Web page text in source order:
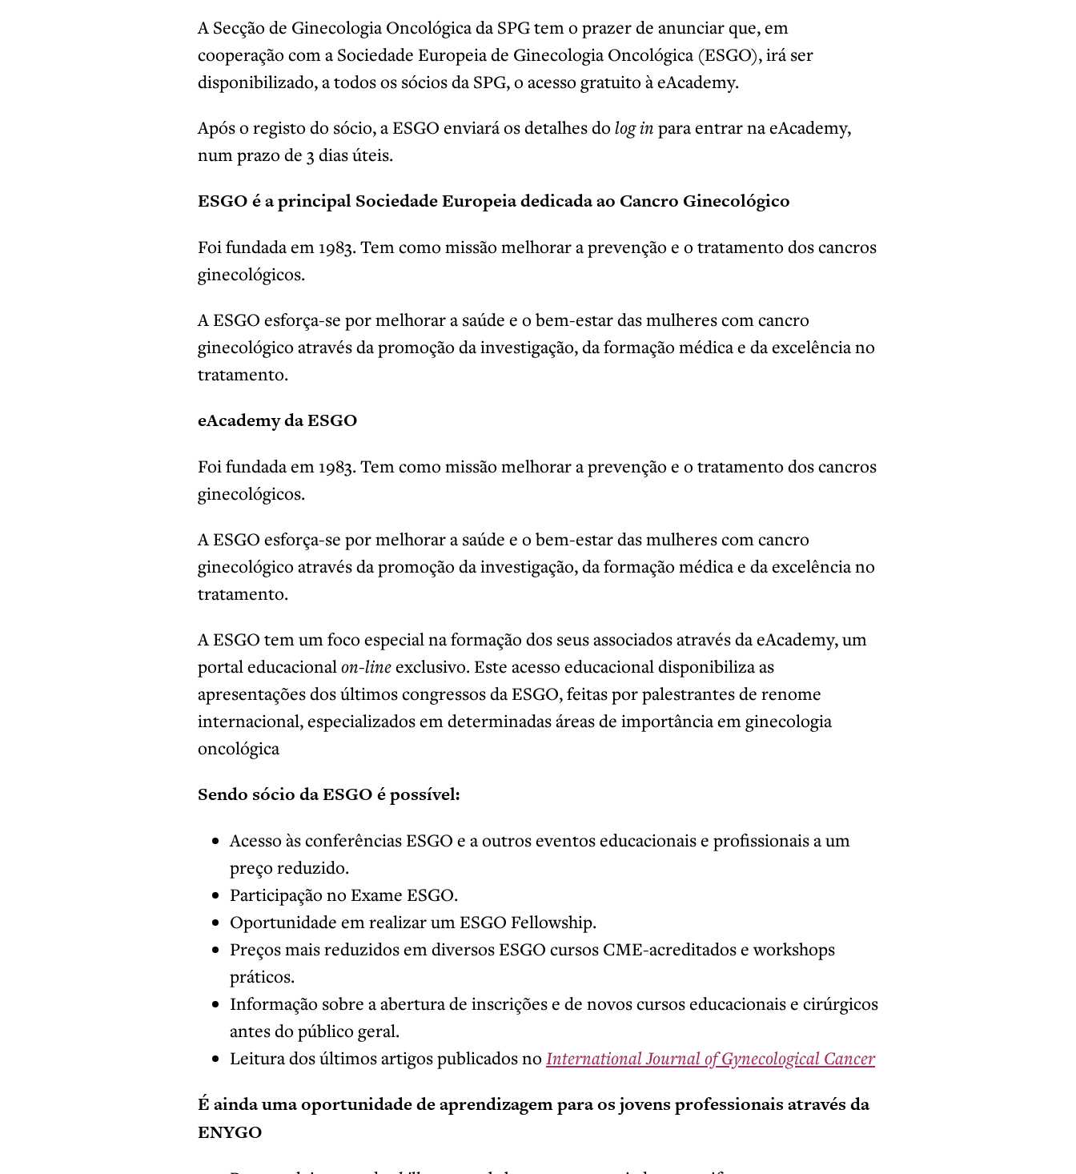
A Secção de Ginecologia Oncológica da SPG tem o prazer de anunciar que, em
cooperação com a Sociedade Europeia de Ginecologia Oncológica (ESGO), irá ser
disponibilizado, a todos os sócios da SPG, o acesso gratuito à eAcademy.
Após o registo do sócio, a ESGO enviará os detalhes dolog in para entrar na eAcademy,
num prazo de 3 dias úteis.
ESGO é a principal Sociedade Europeia dedicada ao Cancro Ginecológico
Foi fundada em 1983. Tem como missão melhorar a prevenção e o tratamento dos cancros
ginecológicos.
A ESGO esforça-se por melhorar a saúde e o bem-estar das mulheres com cancro
ginecológico através da promoção da investigação, da formação médica e da excelência no
tratamento.
eAcademy da ESGO
Foi fundada em 1983. Tem como missão melhorar a prevenção e o tratamento dos cancros
ginecológicos.
A ESGO esforça-se por melhorar a saúde e o bem-estar das mulheres com cancro
ginecológico através da promoção da investigação, da formação médica e da excelência no
tratamento.
A ESGO tem um foco especial na formação dos seus associados através da eAcademy, um
portal educacionalon-lineexclusivo. Este acesso educacional disponibiliza as
apresentações dos últimos congressos da ESGO, feitas por palestrantes de renome
internacional, especializados em determinadas áreas de importância em ginecologia
oncológica
Sendo sócio da ESGO é possível:
Acesso às conferências ESGO e a outros eventos educacionais e profissionais a um
preço reduzido.
Participação no Exame ESGO.
Oportunidade em realizar um ESGO Fellowship.
Preços mais reduzidos em diversos ESGO cursos CME-acreditados e workshops
práticos.
Informação sobre a abertura de inscrições e de novos cursos educacionais e cirúrgicos
antes do público geral.
Leitura dos últimos artigos publicados noInternational Journal of Gynecological Cancer
É ainda uma oportunidade de aprendizagem para os jovens professionais através da
ENYGO